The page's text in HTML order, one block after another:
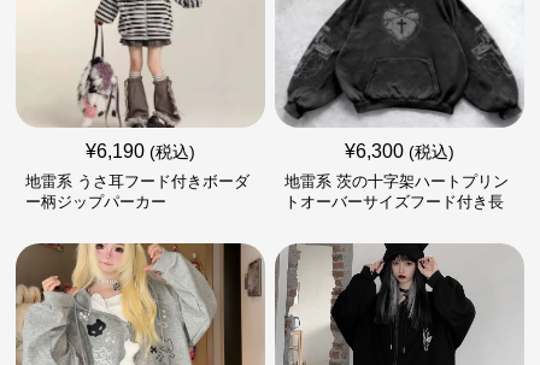
¥6,190 (税込)
地雷系 うさ耳フード付きボーダ
ー柄ジップパーカー
¥6,300 (税込)
地雷系 茨の十字架ハートプリン
トオーバーサイズフード付き長